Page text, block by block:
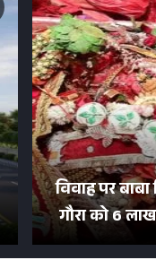
विवाह पर
गौरा को 6
500 भक्तों